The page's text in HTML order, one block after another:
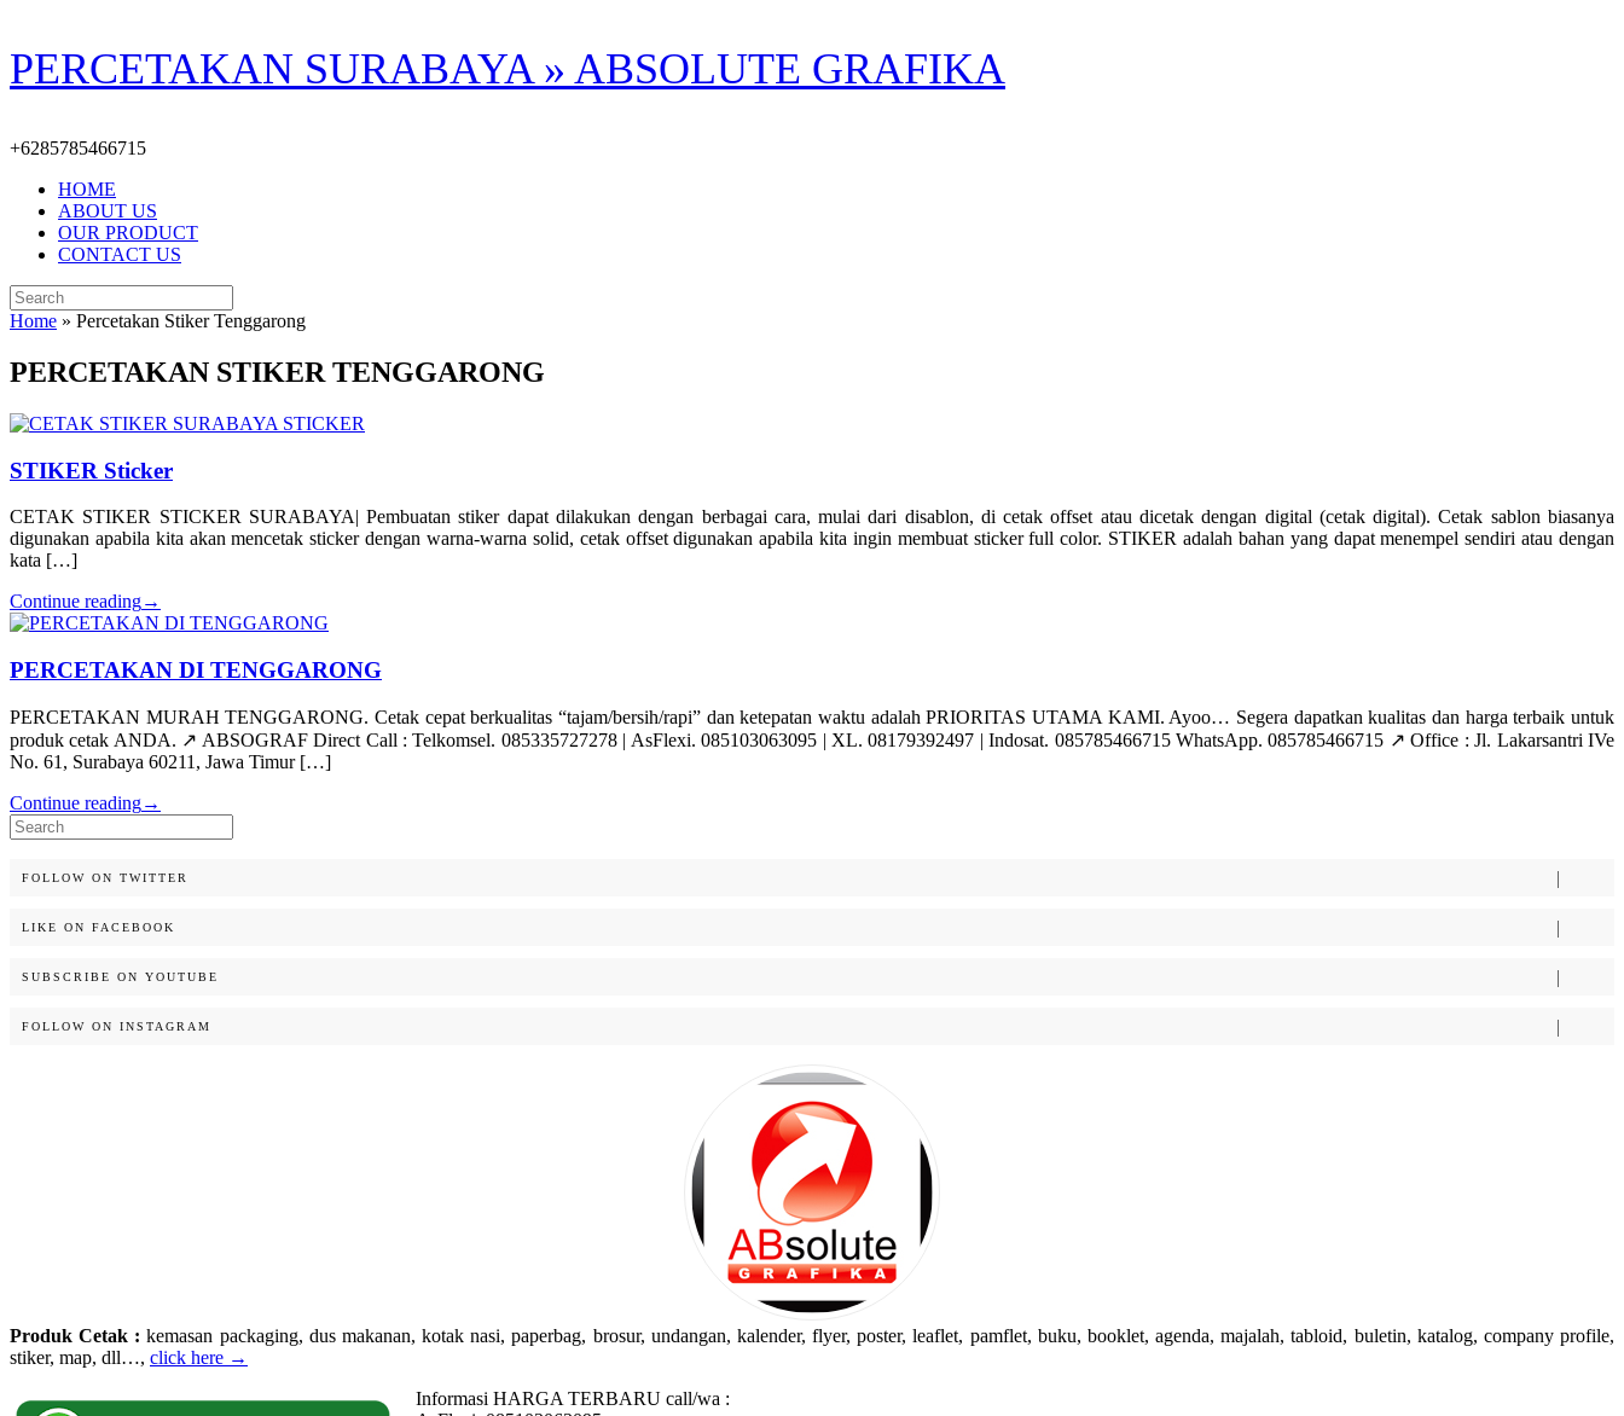
Skip
to
content
PERCETAKAN SURABAYA » ABSOLUTE GRAFIKA
+6285785466715
HOME
ABOUT US
OUR PRODUCT
CONTACT US
Search
for:
Home » Percetakan Stiker Tenggarong
PERCETAKAN STIKER TENGGARONG
STIKER Sticker
CETAK STIKER STICKER SURABAYA| Pembuatan stiker dapat dilakukan dengan berbagai cara, mulai dari disablon, di cetak offset atau dicetak dengan digital (cetak digital). Cetak sablon biasanya
digunakan apabila kita akan mencetak sticker dengan warna-warna solid, cetak offset digunakan apabila kita ingin membuat sticker full color. STIKER adalah bahan yang dapat menempel sendiri atau dengan
kata […]
Continue reading→
PERCETAKAN DI TENGGARONG
PERCETAKAN MURAH TENGGARONG. Cetak cepat berkualitas “tajam/bersih/rapi” dan ketepatan waktu adalah PRIORITAS UTAMA KAMI. Ayoo… Segera dapatkan kualitas dan harga terbaik untuk
produk cetak ANDA. ↗️ ABSOGRAF Direct Call : Telkomsel. 085335727278 | AsFlexi. 085103063095 | XL. 08179392497 | Indosat. 085785466715 WhatsApp. 085785466715 ↗️ Office : Jl. Lakarsantri IVe
No. 61, Surabaya 60211, Jawa Timur […]
Continue reading→
Search
for:
FOLLOW ON TWITTER
LIKE ON FACEBOOK
SUBSCRIBE ON YOUTUBE
FOLLOW ON INSTAGRAM
Produk Cetak : kemasan packaging, dus makanan, kotak nasi, paperbag, brosur, undangan, kalender, flyer, poster, leaflet, pamflet, buku, booklet, agenda, majalah, tabloid, buletin, katalog, company profile,
stiker, map, dll…, click here →
Informasi HARGA TERBARU call/wa :